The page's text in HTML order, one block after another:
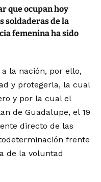
que ocupan hoy
soldaderas de la
femenina ha sido
la nación, por ello,
y protegerla, la cual
y por la cual el
de Guadalupe, el 19
directo de las
frente
de la voluntad